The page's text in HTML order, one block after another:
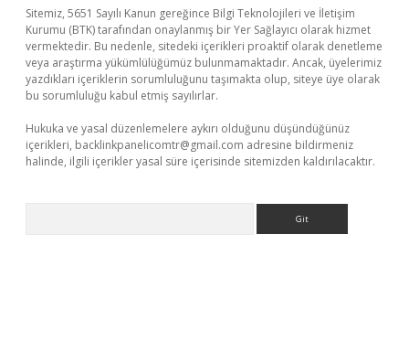
Sitemiz, 5651 Sayılı Kanun gereğince Bilgi Teknolojileri ve İletişim
Kurumu (BTK) tarafından onaylanmış bir Yer Sağlayıcı olarak hizmet
vermektedir. Bu nedenle, sitedeki içerikleri proaktif olarak denetleme
veya araştırma yükümlülüğümüz bulunmamaktadır. Ancak, üyelerimiz
yazdıkları içeriklerin sorumluluğunu taşımakta olup, siteye üye olarak
bu sorumluluğu kabul etmiş sayılırlar.
Hukuka ve yasal düzenlemelere aykırı olduğunu düşündüğünüz
içerikleri, backlinkpanelicomtr@gmail.com adresine bildirmeniz
halinde, ilgili içerikler yasal süre içerisinde sitemizden kaldırılacaktır.